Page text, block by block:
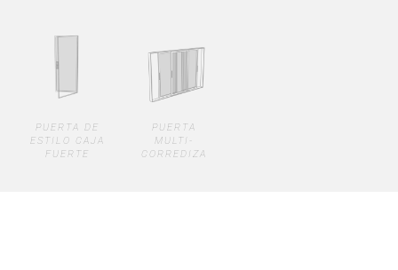
PUERTA DE
ESTILO CAJA
FUERTE
PUERTA
MULTI-
CORREDIZA